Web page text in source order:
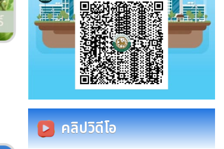
คลิปวิดีโอ